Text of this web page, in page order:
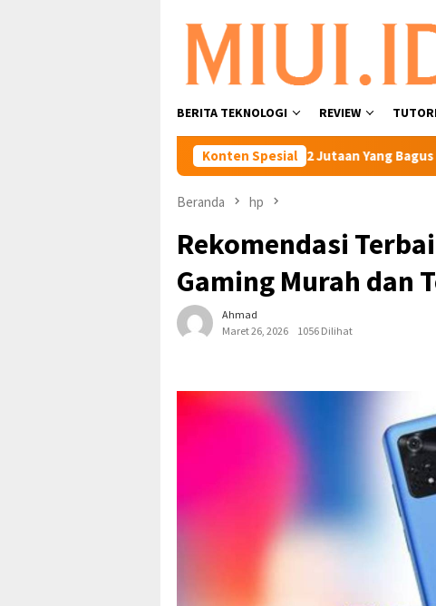
konten
BERITA TEKNOLOGI REVIEW
Konten Spesial
5 HP Xiaomi Harga 2 Jutaan Yang Bagus 6
Beranda hp
Rekomendasi
Gaming Murah dan
Ahmad
Maret 26, 2026
1056 Dilihat